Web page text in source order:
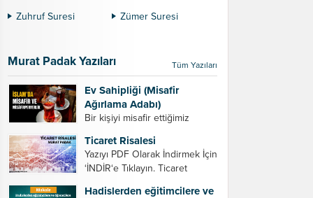
Zuhruf Suresi
Zümer Suresi
Murat Padak Yazıları Tüm Yazıları
Ev Sahipliği (Misafir
Ağırlama Adabı)
Bir kişiyi misafir ettiğimiz
gereken bazı hususlar. 1.
Davet edeceğiniz kişiyi son
ana bırakmayın. Durumuna
göre bir gün önce, bir hafta
Ticaret Risalesi
Yazıyı PDF Olarak İndirmek İçin
‘İNDİR‘e Tıklayın. Ticaret
Hadislerden eğitimcilere ve